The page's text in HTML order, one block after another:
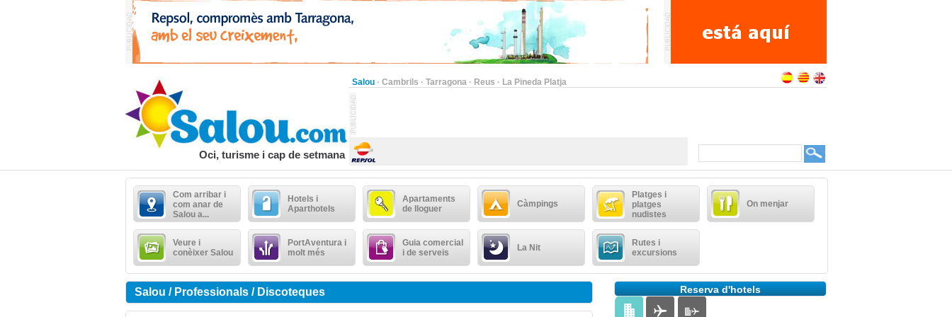
Salou · Cambrils · Tarragona · Reus · La Pineda Platja
Oci, turisme i cap de setmana
Com arribar i
com anar de
Salou a...
Hotels i
Aparthotels
Apartaments
de lloguer
Càmpings
Platges i
platges
nudistes
On menjar
Veure i
conèixer Salou
PortAventura i
molt més
Guia comercial
i de serveis
La Nit
Rutes i
excursions
Salou / Professionals / Discoteques Reserva d'hotels